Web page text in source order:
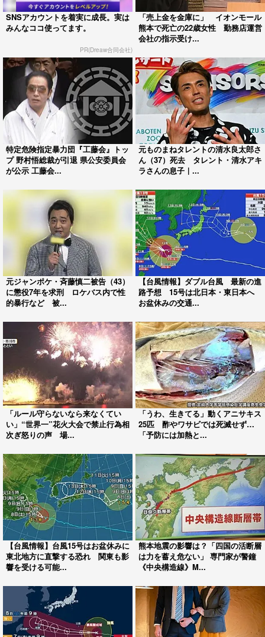
SNSアカウントを着実に成長。実は
みんなココ使ってます。
PR(Dreaw合同会社)
「売上金を金庫に」 イオンモール
熊本で死亡の22歳女性 勤務店運営
会社の指示受け...
特定危険指定暴力団『工藤会』トッ
プ 野村悟総裁が引退 県公安委員会
が公示 工藤会...
元ものまねタレントの清水良太郎さ
ん（37）死去 タレント・清水アキ
ラさんの息子｜...
元ジャンポケ・斉藤慎二被告（43）
に懲役7年を求刑 ロケバス内で性
的暴行など 被...
【台風情報】ダブル台風 最新の進
路予想 15号は北日本・東日本へ
お盆休みの交通...
「ルール守らないなら来なくてい
い」“世界一”花火大会で禁止行為相
次ぎ怒りの声 場...
「うわ、生きてる」動くアニサキス
25匹 酢やワサビでは死滅せず…
「予防には加熱と...
【台風情報】台風15号はお盆休みに
東北地方に直撃する恐れ 関東も影
響を受ける可能...
熊本地震の影響は？「四国の活断層
は力を蓄え危ない」 専門家が警鐘
《中央構造線》M...